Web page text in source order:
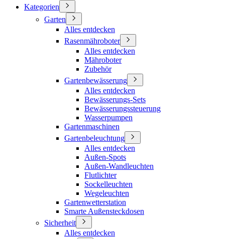
Kategorien
Garten
Alles entdecken
Rasenmähroboter
Alles entdecken
Mähroboter
Zubehör
Gartenbewässerung
Alles entdecken
Bewässerungs-Sets
Bewässerungssteuerung
Wasserpumpen
Gartenmaschinen
Gartenbeleuchtung
Alles entdecken
Außen-Spots
Außen-Wandleuchten
Flutlichter
Sockelleuchten
Wegeleuchten
Gartenwetterstation
Smarte Außensteckdosen
Sicherheit
Alles entdecken